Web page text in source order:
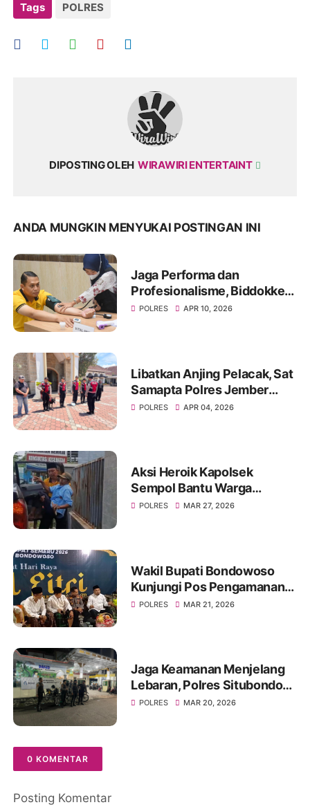
Tags POLRES
DIPOSTING OLEH WIRAWIRI ENTERTAINT
ANDA MUNGKIN MENYUKAI POSTINGAN INI
Jaga Performa dan
Profesionalisme, Biddokkes
Polda Jatim Gelar Rikes
POLRES APR 10, 2026
Libatkan Anjing Pelacak, Sat
Samapta Polres Jember
Sterilisasi Gereja Jelang
POLRES APR 04, 2026
Aksi Heroik Kapolsek
Sempol Bantu Warga
Kecelakaan Saat Akan
POLRES MAR 27, 2026
Wakil Bupati Bondowoso
Kunjungi Pos Pengamanan
Lebaran 2026
POLRES MAR 21, 2026
Jaga Keamanan Menjelang
Lebaran, Polres Situbondo
Intensifkan Patroli Sisir
POLRES MAR 20, 2026
0 KOMENTAR
Posting Komentar